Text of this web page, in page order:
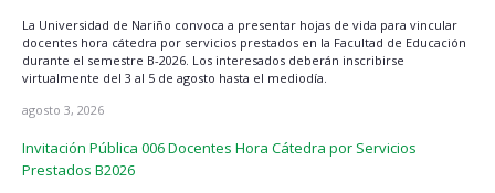
La Universidad de Nariño convoca a presentar hojas de vida para vincular
docentes hora cátedra por servicios prestados en la Facultad de Educación
durante el semestre B-2026. Los interesados deberán inscribirse
virtualmente del 3 al 5 de agosto hasta el mediodía.
agosto 3, 2026
Invitación Pública 006 Docentes Hora Cátedra por Servicios
Prestados B2026